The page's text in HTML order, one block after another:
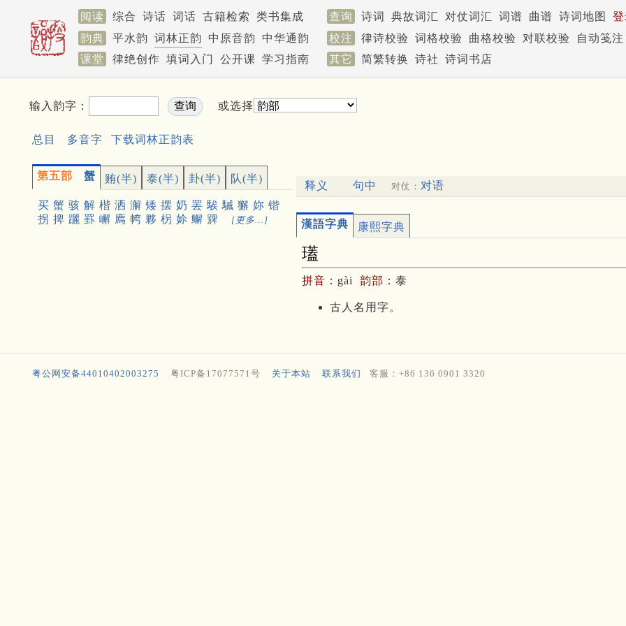
阅读 综合 诗话 词话 古籍检索 类书集成 查询 诗词 典故词汇 对仗词汇 词谱 曲谱 诗词地图
韵典
平水韵 词林正韵 中原音韵 中华通韵 校注 律诗校验 词格校验 曲格校验 对联校验
自动笺注
课堂
律绝创作 填词入门 公开课 学习指南 其它 简繁转换 诗社 诗词书店
输入韵字： 或选择
总目 多音字 下载词林正韵表
第五部 蟹 贿(半) 泰(半) 卦(半) 队(半)
买 蟹 骇 解 楷 洒 澥 矮 摆 奶 罢 騃 駴 獬 妳 锴
拐 捭 躧 罫 嶰 廌 㡁 夥 柺 㚷 䲒 㗗 [更多…]
释义 句中 对仗： 对语
漢語字典 康熙字典
瓂
拼音： gài 韵部： 泰
古人名用字。
粤公网安备44010402003275 粤ICP备17077571号 关于本站 联系我们 客服：+86 136 0901 3320